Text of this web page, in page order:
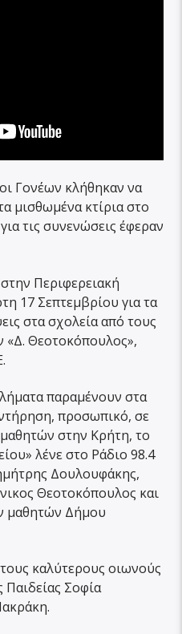
Γονέων κλήθηκαν να
μισθωμένα κτίρια στο
τις συνενώσεις έφεραν
Περιφερειακή
17 Σεπτεμβρίου για τα
στα σχολεία από τους
«Δ. Θεοτοκόπουλος»,
παραμένουν στα
προσωπικό, σε
στην Κρήτη, το
λένε στο Ράδιο 98.4
Δουλουφάκης,
Θεοτοκόπουλος και
μαθητών Δήμου
καλύτερους οιωνούς
Σοφία